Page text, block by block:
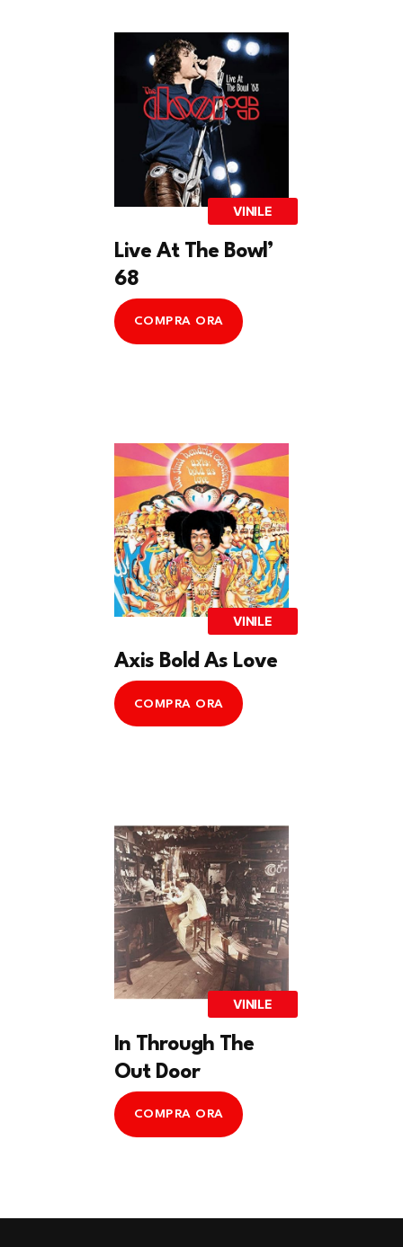
VINILE
Live At The Bowl’
68
COMPRA ORA
VINILE
Axis Bold As Love
COMPRA ORA
VINILE
In Through The
Out Door
COMPRA ORA